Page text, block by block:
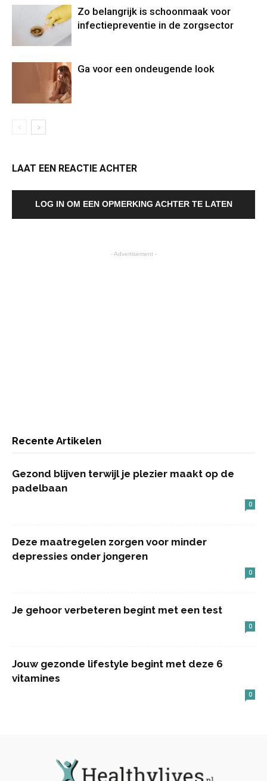
Zo belangrijk is schoonmaak voor
infectiepreventie in de zorgsector
Ga voor een ondeugende look
LAAT EEN REACTIE ACHTER
LOG IN OM EEN OPMERKING ACHTER TE LATEN
- Advertisement -
Recente Artikelen
Gezond blijven terwijl je plezier maakt op de
padelbaan
0
Deze maatregelen zorgen voor minder
depressies onder jongeren
0
Je gehoor verbeteren begint met een test
0
Jouw gezonde lifestyle begint met deze 6
vitamines
0